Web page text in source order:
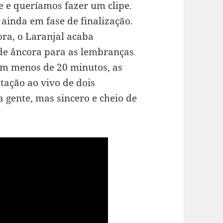
e queríamos fazer um clipe.
em fase de finalização.
o Laranjal acaba
âncora para as lembranças
menos de 20 minutos, as
ao vivo de dois
gente, mas sincero e cheio de